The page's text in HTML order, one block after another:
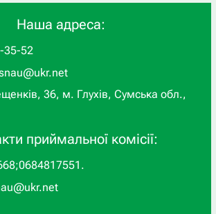
Наша адреса:
35-52
36, м. Глухів, Сумська обл.,
приймальної комісії:
;0684817551 .